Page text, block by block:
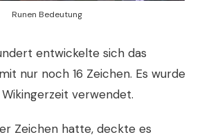
Runen Bedeutung
entwickelte sich das
mit nur noch 16 Zeichen. Es wurde
verwendet.
Zeichen hatte, deckte es